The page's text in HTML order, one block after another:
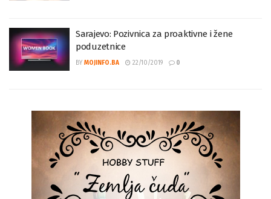
Sarajevo: Pozivnica za proaktivne i žene
poduzetnice
BY MOJINFO.BA 22/10/2019 0